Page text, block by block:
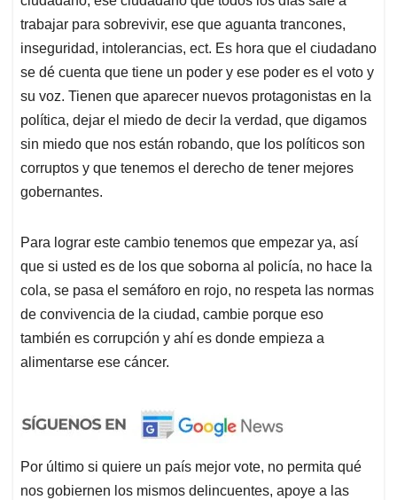
trabajar para sobrevivir, ese que aguanta trancones,
inseguridad, intolerancias, ect. Es hora que el ciudadano
se dé cuenta que tiene un poder y ese poder es el voto y
su voz. Tienen que aparecer nuevos protagonistas en la
política, dejar el miedo de decir la verdad, que digamos
sin miedo que nos están robando, que los políticos son
corruptos y que tenemos el derecho de tener mejores
gobernantes.
Para lograr este cambio tenemos que empezar ya, así
que si usted es de los que soborna al policía, no hace la
cola, se pasa el semáforo en rojo, no respeta las normas
de convivencia de la ciudad, cambie porque eso
también es corrupción y ahí es donde empieza a
alimentarse ese cáncer.
Por último si quiere un país mejor vote, no permita qué
nos gobiernen los mismos delincuentes, apoye a las